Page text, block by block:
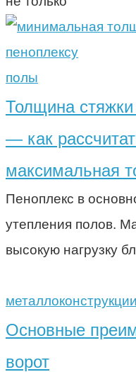
полы
Толщина
— как
максимальная
Пеноплекс в
утепления полов.
высокую нагрузку
металлоконструкции
Основные
ворот